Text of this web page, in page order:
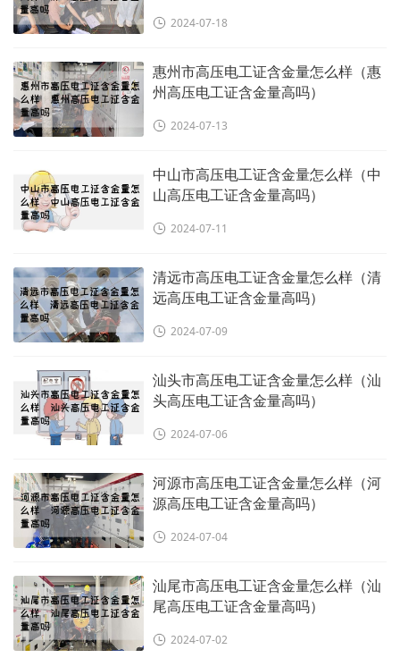
2024-07-18
惠州市高压电工证含金量怎么样（惠
州高压电工证含金量高吗）
2024-07-13
中山市高压电工证含金量怎么样（中
山高压电工证含金量高吗）
2024-07-11
清远市高压电工证含金量怎么样（清
远高压电工证含金量高吗）
2024-07-09
汕头市高压电工证含金量怎么样（汕
头高压电工证含金量高吗）
2024-07-06
河源市高压电工证含金量怎么样（河
源高压电工证含金量高吗）
2024-07-04
汕尾市高压电工证含金量怎么样（汕
尾高压电工证含金量高吗）
2024-07-02